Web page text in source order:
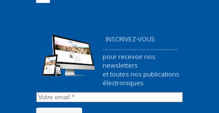
INSCRIVEZ-VOUS
...................................................
pour recevoir nos
newsletters
et toutes nos publications
électroniques